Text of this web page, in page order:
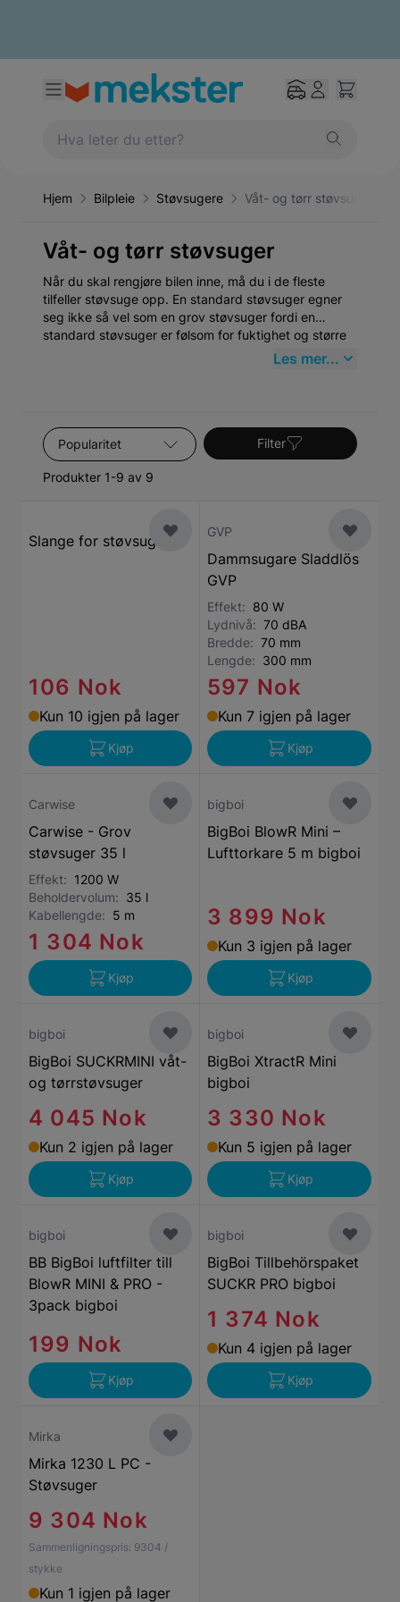
Hjem Bilpleie Støvsugere Våt- og tørr støvsuger
Våt- og tørr støvsuger
Når du skal rengjøre bilen inne, må du i de fleste
tilfeller støvsuge opp. En standard støvsuger egner
seg ikke så vel som en grov støvsuger fordi en
standard støvsuger er følsom for fuktighet og større
smuss som grus eller stein. De fikser derimot en grov
Les mer...
Sorter etter
Produkter 1-9 av 9
Filter
Slange for støvsuger
106 Nok
Kun 10 igjen på lager
Kjøp
GVP
Dammsugare Sladdlös
GVP
Effekt: 80 W
Lydnivå: 70 dBA
Bredde: 70 mm
Lengde: 300 mm
597 Nok
Kun 7 igjen på lager
Kjøp
Carwise
Carwise - Grov
støvsuger 35 l
Effekt: 1200 W
Beholdervolum: 35 l
Kabellengde: 5 m
1 304 Nok
Kjøp
bigboi
BigBoi BlowR Mini –
Lufttorkare 5 m bigboi
3 899 Nok
Kun 3 igjen på lager
Kjøp
bigboi
BigBoi SUCKRMINI våt-
og tørrstøvsuger
4 045 Nok
Kun 2 igjen på lager
Kjøp
bigboi
BigBoi XtractR Mini
bigboi
3 330 Nok
Kun 5 igjen på lager
Kjøp
bigboi
BB BigBoi luftfilter till
BlowR MINI & PRO -
3pack bigboi
199 Nok
Kjøp
bigboi
BigBoi Tillbehörspaket
SUCKR PRO bigboi
1 374 Nok
Kun 4 igjen på lager
Kjøp
Mirka
Mirka 1230 L PC -
Støvsuger
9 304 Nok
Sammenligningspris: 9304 /
stykke
Kun 1 igjen på lager